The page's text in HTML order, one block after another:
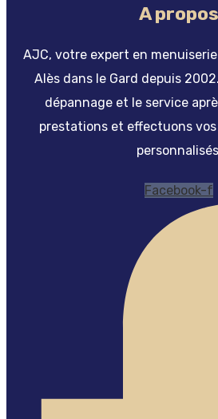
A propos
AJC, votre expert en
Alès dans le Gard depuis
dépannage et le service
prestations et effectuons
Facebook-f